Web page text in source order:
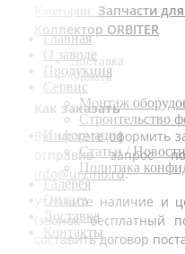
Главная
О заводе
Продукция
Сервис
Монтаж
Строительство
Информация
Статьи / Новости
Политика
Галерея
Оплата
Доставка
Контакты
Категории: Запчасти
Коллектор ORBITER
Доставка
Оплата
Как заказать
Вы можете оформить
отправив запрос
info@urzmo.ru.
Уточните наличие и
(звонок
составить договор